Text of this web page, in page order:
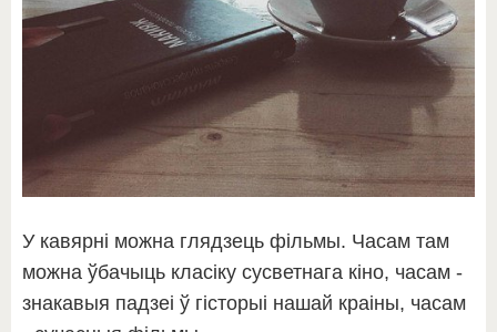
У кавярні можна глядзець фільмы. Часам там
можна ўбачыць класіку сусветнага кіно, часам -
знакавыя падзеі ў гісторыі нашай краіны, часам